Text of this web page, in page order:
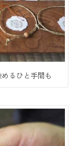
るひと手間も